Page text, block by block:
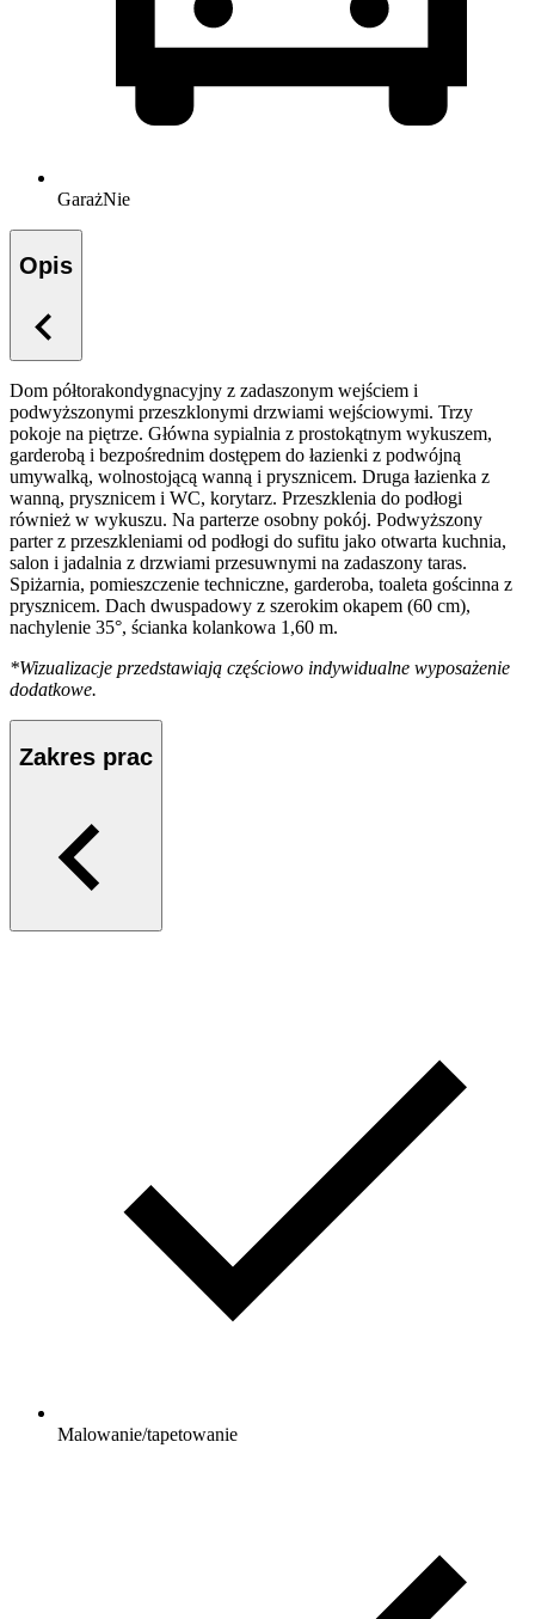
GarażNie
Opis
Dom półtorakondygnacyjny z zadaszonym wejściem i
podwyższonymi przeszklonymi drzwiami wejściowymi. Trzy
pokoje na piętrze. Główna sypialnia z prostokątnym wykuszem,
garderobą i bezpośrednim dostępem do łazienki z podwójną
umywalką, wolnostojącą wanną i prysznicem. Druga łazienka z
wanną, prysznicem i WC, korytarz. Przeszklenia do podłogi
również w wykuszu. Na parterze osobny pokój. Podwyższony
parter z przeszkleniami od podłogi do sufitu jako otwarta kuchnia,
salon i jadalnia z drzwiami przesuwnymi na zadaszony taras.
Spiżarnia, pomieszczenie techniczne, garderoba, toaleta gościnna z
prysznicem. Dach dwuspadowy z szerokim okapem (60 cm),
nachylenie 35°, ścianka kolankowa 1,60 m.
*Wizualizacje przedstawiają częściowo indywidualne wyposażenie
dodatkowe.
Zakres prac
Malowanie/tapetowanie